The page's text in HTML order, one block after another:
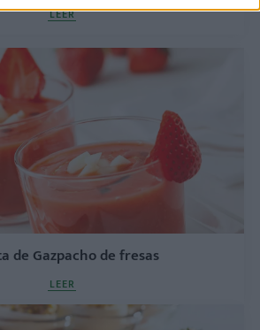
LEER
de Gazpacho de fresas
LEER